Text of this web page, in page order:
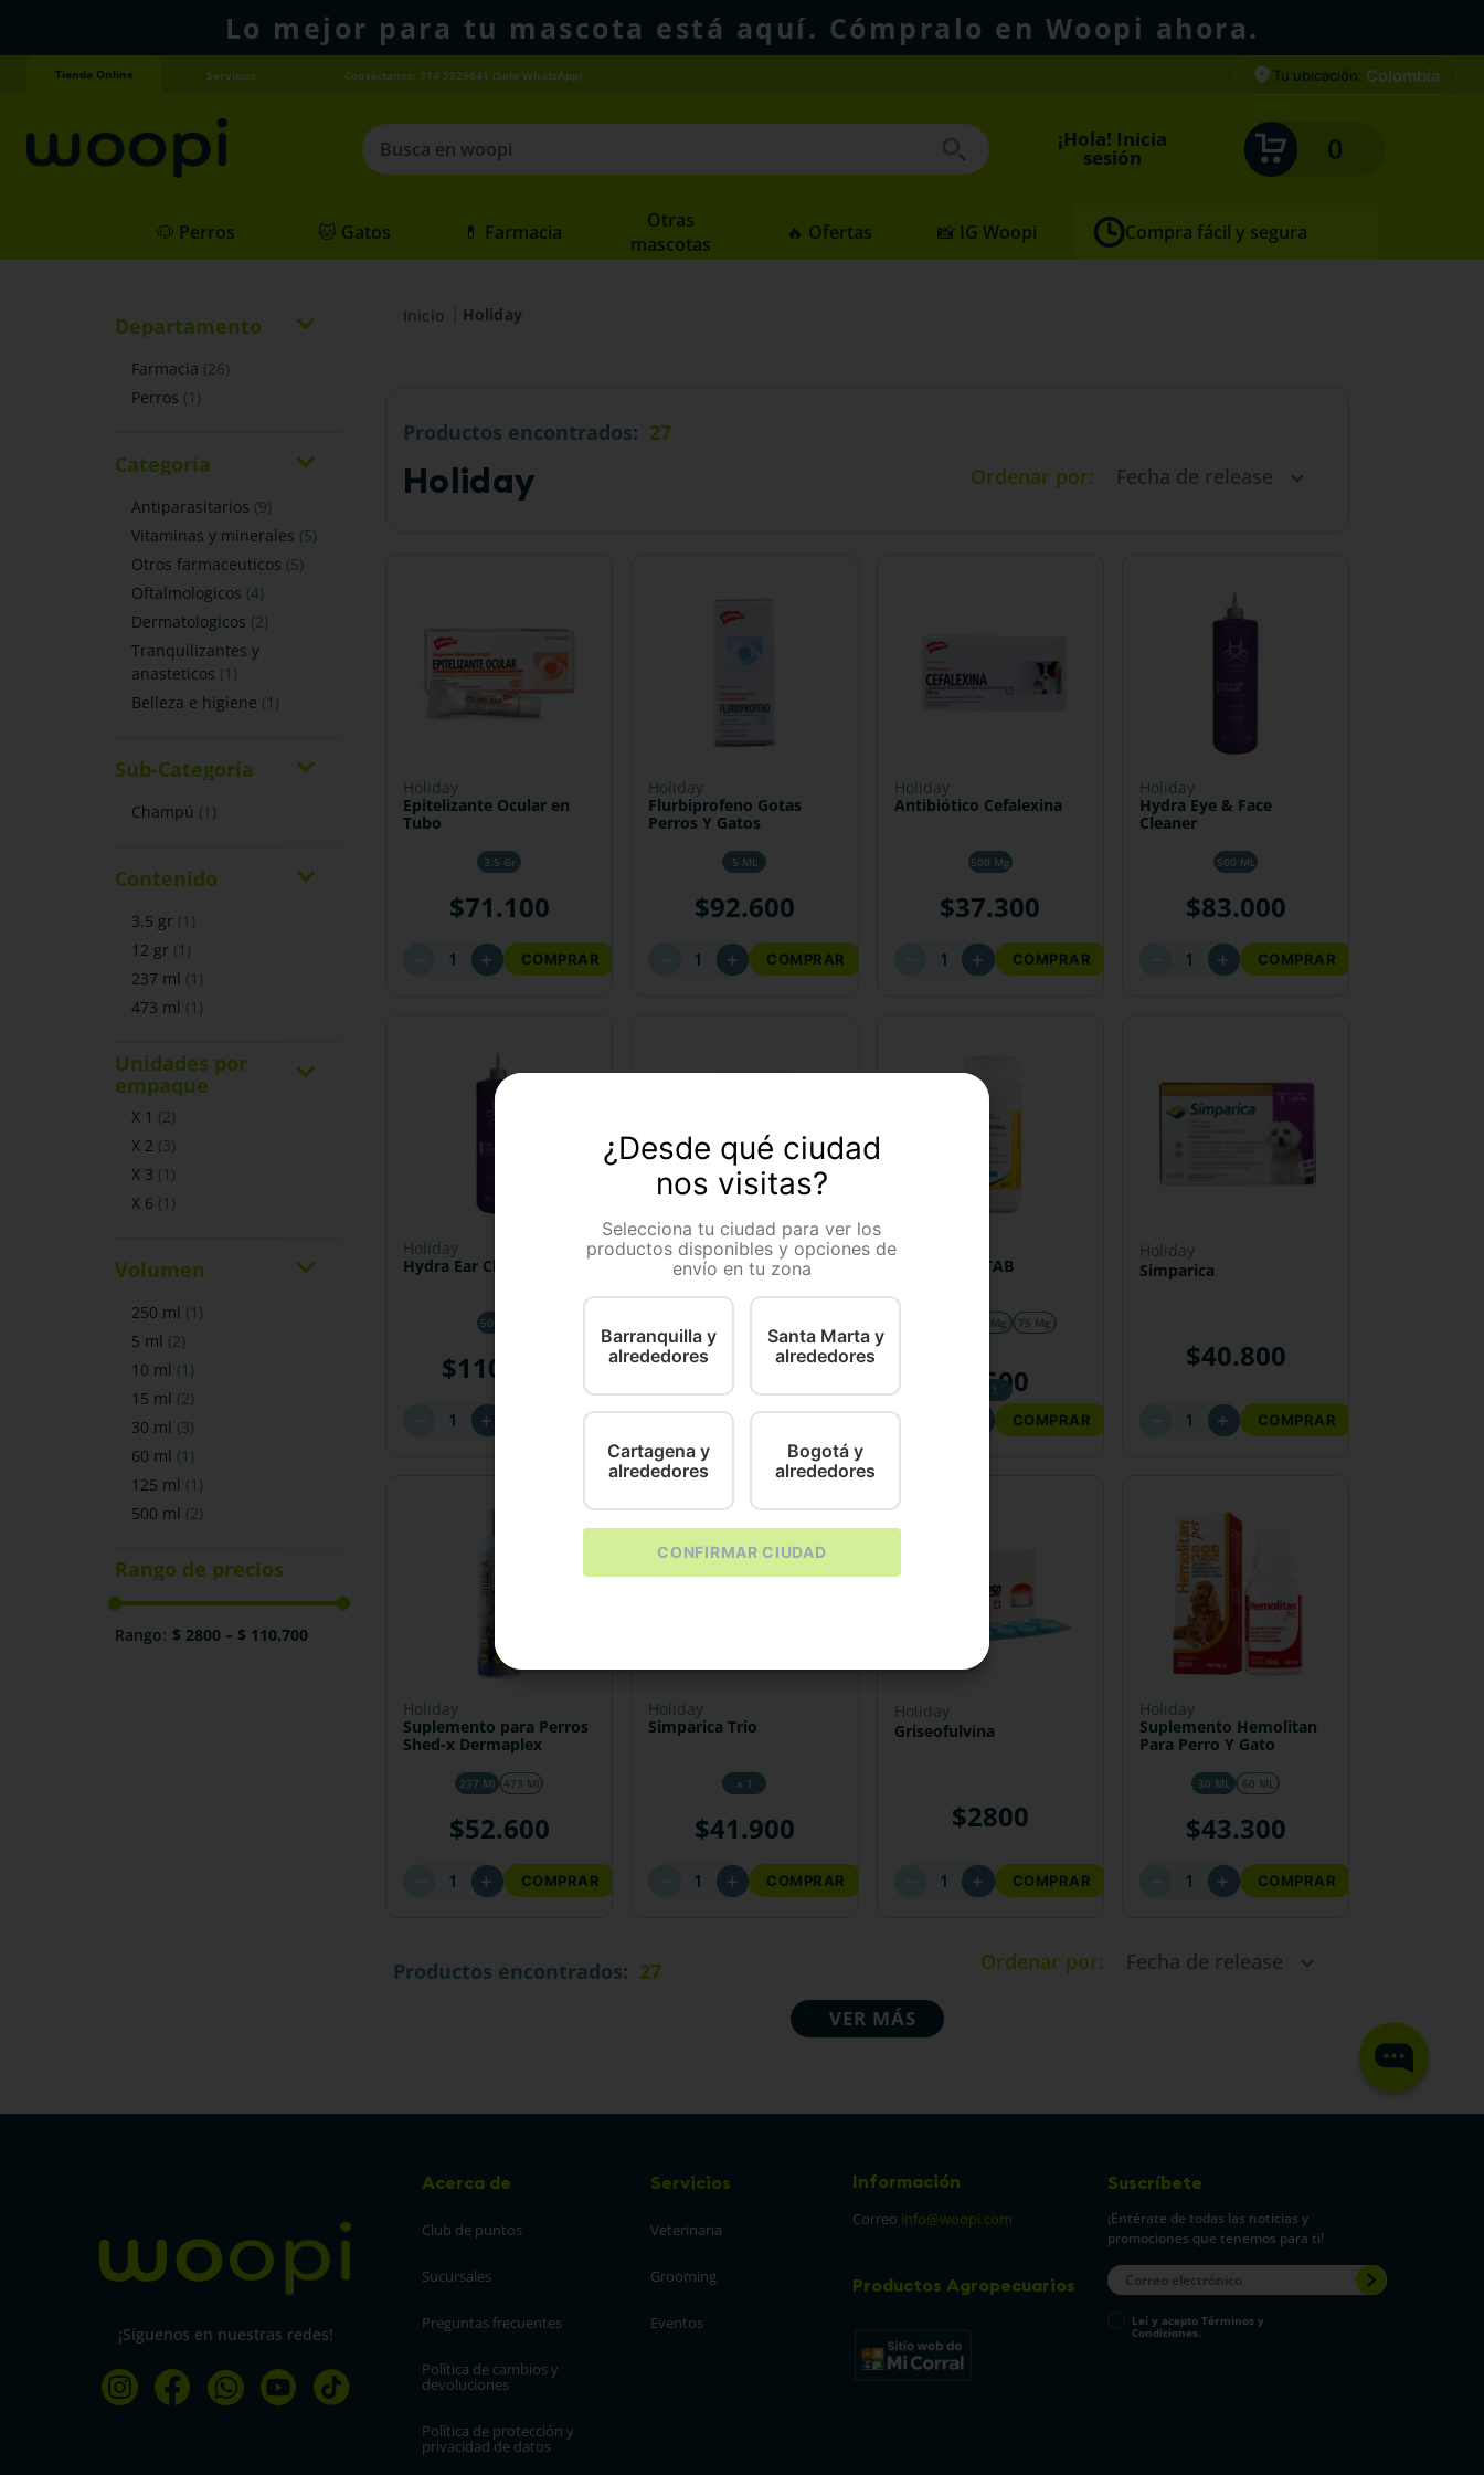
Lo mejor para tu mascota está aquí. Cómpralo en Woopi ahora.
Tienda Online Servicios Contáctanos: 314 5929641 (Solo WhatsApp) Tu ubicación: Colombia
Busca en woopi
1
agility gold
nexgard
¡Hola! Inicia
sesión 0
🐶 Perros 🐱 Gatos 💊 Farmacia
Otras
mascotas
🔥 Ofertas 📸 IG Woopi Compra fácil y segura
Departamento
farmacia (26)
perros (1 )
Categoría
antiparasitarios (9)
vitaminas y minerales (5)
otros farmaceuticos (5)
oftalmologicos (4)
dermatologicos (2)
tranquilizantes y
anasteticos (1 )
belleza e higiene (1 )
Sub-Categoría
champú (1 )
Contenido
3.5 gr (1 )
12 gr (1 )
237 ml (1 )
473 ml (1 )
Unidades por
empaque
x 1 (2)
x 2 (3)
x 3 (1 )
x 6 (1 )
Volumen
250 ml (1 )
5 ml (2)
10 ml (1 )
15 ml (2)
30 ml (3)
60 ml (1 )
125 ml (1 )
500 ml (2)
$ 2800 – $ 110.700
Holiday
27
Productos
Holiday Ordenar por Fecha de release
holiday
Epitelizante Ocular en
Tubo
3.5 Gr
$71.100
＋ COMPRAR
holiday
Flurbiprofeno Gotas
Perros Y Gatos
5 ML
$92.600
＋ COMPRAR
holiday
Antibiótico Cefalexina
500 Mg
$37.300
＋ COMPRAR
holiday
Hydra Eye & Face
Cleaner
500 ML
$83.000
＋ COMPRAR
holiday
Hydra Ear Cleaner
500 ML
$110
＋ COMPRAR
holiday
Suplemento Ol Trans
Comprimidos
$47 900
＋
－
RIMADYL X TAB
25 Mg 75 Mg
x 1
5500
－ COMPRAR
holiday
Simparica
$40.800
＋ COMPRAR
holiday
Suplemento para Perros
Shed-x Dermaplex
237 Ml 473 Ml
$52.600
＋ COMPRAR
holiday
Simparica Trio
x 1
$41.900
＋ COMPRAR
holiday
Griseofulvina
$2800
＋ COMPRAR
holiday
Suplemento Hemolitan
Para Perro Y Gato
30 ML 60 ML
$43.300
＋ COMPRAR
27
Productos Ordenar por Fecha de release
¡Síguenos en nuestras redes!
Acerca de
Club de puntos
Sucursales
Preguntas frecuentes
Política de cambios y
devoluciones
Política de protección y
privacidad de datos
Servicios
Veterinaria
Grooming
Eventos
Información
Correo info@woopi.com
Productos Agropecuarios
Suscríbete
¡Entérate de todas las noticias y
promociones que tenemos para ti!
Leí y acepto Términos y
Condiciones.
¿Desde qué ciudad
nos visitas?
Selecciona tu ciudad para ver los
productos disponibles y opciones de
envío en tu zona
Barranquilla y
alrededores
Santa Marta y
alrededores
Cartagena y
alrededores
Bogotá y
alrededores
CONFIRMAR CIUDAD